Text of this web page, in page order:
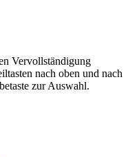
Vervollständigung
nach oben und nach
zur Auswahl.